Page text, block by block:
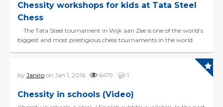
Chessity workshops for kids at Tata Steel
Chess
The Tata Steel tournament in Wijk aan Zee is one of the world’s
biggest and most prestigious chess tournaments in the world.
by Janiro on Jan 1, 2016 6479 1
Chessity in schools (Video)